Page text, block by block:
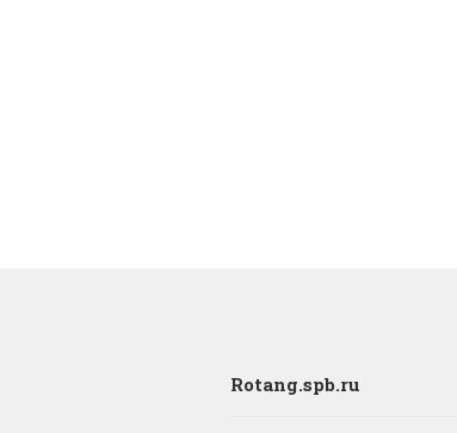
Rotang.spb.ru